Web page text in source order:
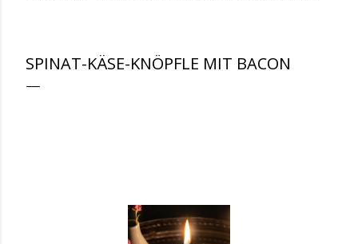
SPINAT-KÄSE-KNÖPFLE MIT BACON